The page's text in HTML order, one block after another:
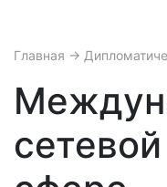
Главная →